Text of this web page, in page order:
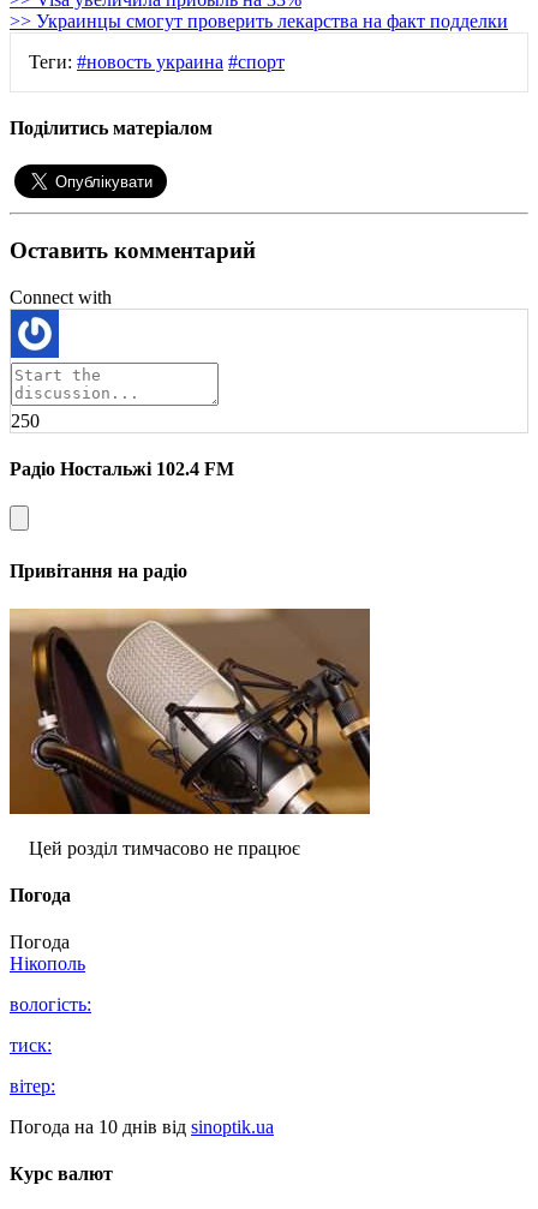
>> Украинцы смогут проверить лекарства на факт подделки
Теги: #новость украина #спорт
Поділитись матеріалом
Оставить комментарий
Connect with
250
Радіо Ностальжі 102.4 FM
Привітання на радіо
Цей розділ тимчасово не працює
Погода
Погода
Нікополь
вологість:
тиск:
вітер:
Погода на 10 днів від sinoptik.ua
Курс валют